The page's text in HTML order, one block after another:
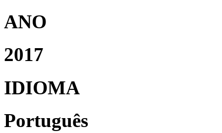
ANO
2017
IDIOMA
Português